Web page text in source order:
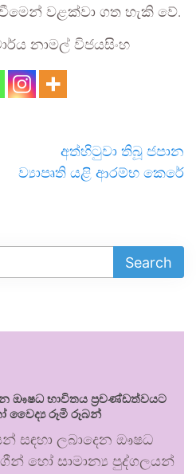
වළක්වා ගත හැකි වේ.
නාමල් විජයසිංහ
අත්හිටුවා තිබූ ජපාන
ව්‍යාපෘති යළි ආරම්භ කෙරේ
ඖෂධ භාවිතය ප්‍රචණ්ඩත්වයට
වෛද්‍ය රූමි රූබන්
සඳහා ලබාදෙන ඖෂධ
හෝ සාමාන්‍ය පුද්ගලයන්